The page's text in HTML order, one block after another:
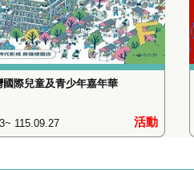
活動
國際兒童及青少年嘉年華
115.09.27